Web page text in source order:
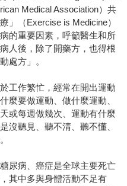
Medical Association）共
」（Exercise is Medicine）
的重要因素，呼籲醫生和所
人後，除了開藥方，也得根
處方」。
工作繁忙，經常在開出運動
麼要做運動、做什麼運動、
或每週做幾次、運動有什麼
沒聽見、聽不清、聽不懂、
尿病、癌症是全球主要死亡
其中多與身體活動不足有